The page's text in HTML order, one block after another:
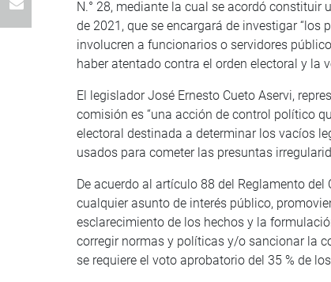
N.° 28, mediante la cual se acordó constituir
de 2021, que se encargará de investigar
involucren a funcionarios o servidores
haber atentado contra el orden electoral y la
El legislador José Ernesto Cueto Aservi,
comisión es “una acción de control político
electoral destinada a determinar los vacíos
usados para cometer las presuntas
De acuerdo al artículo 88 del Reglamento
cualquier asunto de interés público,
esclarecimiento de los hechos y la
corregir normas y políticas y/o sancionar la
se requiere el voto aprobatorio del 35 % de